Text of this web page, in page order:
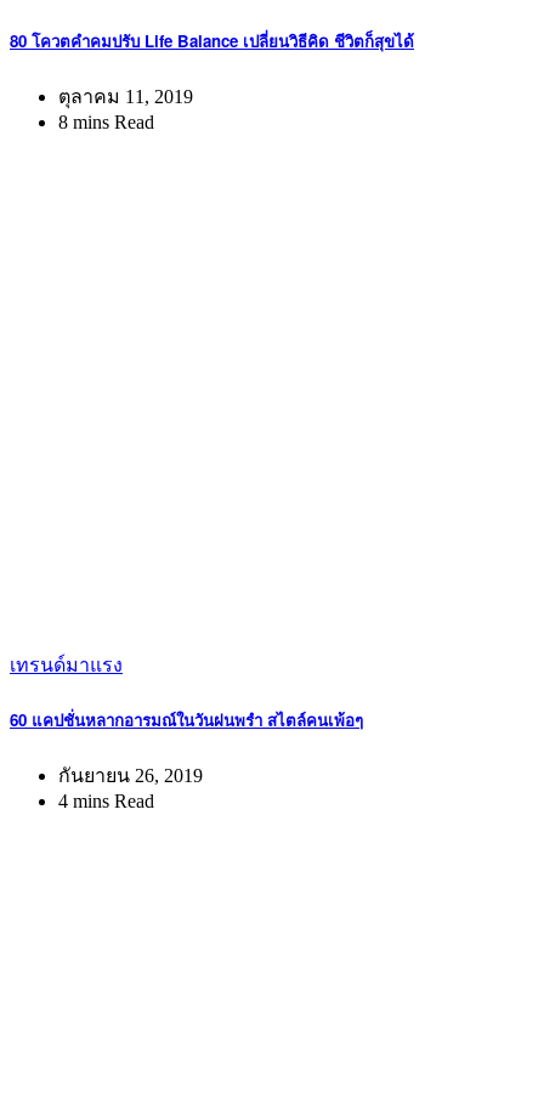
80 โควตคำคมปรับ Life Balance เปลี่ยนวิธีคิด ชีวิตก็สุขได้
ตุลาคม 11, 2019
8 mins Read
เทรนด์มาแรง
60 แคปชั่นหลากอารมณ์ในวันฝนพรำ สไตล์คนเพ้อๆ
กันยายน 26, 2019
4 mins Read